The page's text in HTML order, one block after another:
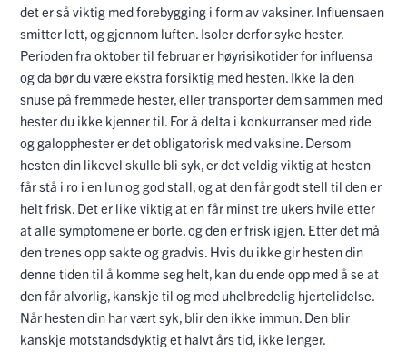
det er så viktig med forebygging i form av vaksiner. Influensaen
smitter lett, og gjennom luften. Isoler derfor syke hester.
Perioden fra oktober til februar er høyrisikotider for influensa
og da bør du være ekstra forsiktig med hesten. Ikke la den
snuse på fremmede hester, eller transporter dem sammen med
hester du ikke kjenner til. For å delta i konkurranser med ride
og galopphester er det obligatorisk med vaksine. Dersom
hesten din likevel skulle bli syk, er det veldig viktig at hesten
får stå i ro i en lun og god stall, og at den får godt stell til den er
helt frisk. Det er like viktig at en får minst tre ukers hvile etter
at alle symptomene er borte, og den er frisk igjen. Etter det må
den trenes opp sakte og gradvis. Hvis du ikke gir hesten din
denne tiden til å komme seg helt, kan du ende opp med å se at
den får alvorlig, kanskje til og med uhelbredelig hjertelidelse.
Når hesten din har vært syk, blir den ikke immun. Den blir
kanskje motstandsdyktig et halvt års tid, ikke lenger.